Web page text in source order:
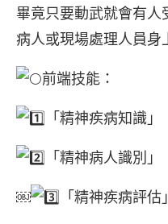
畢竟只要動武就會有
病人或現場處理人員身
前端技能：
「精神疾病知識」
「精神病人識別」
￼
「精神疾病評估」